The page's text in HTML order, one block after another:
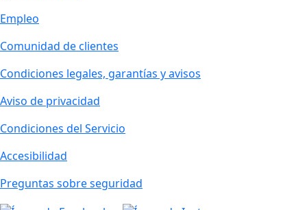
Empleo
Comunidad de clientes
Condiciones legales, garantías y avisos
Aviso de privacidad
Condiciones del Servicio
Accesibilidad
Preguntas sobre seguridad